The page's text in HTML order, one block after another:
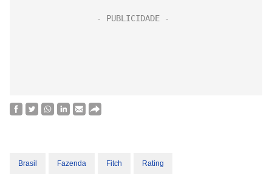
Brasil Fazenda Fitch Rating